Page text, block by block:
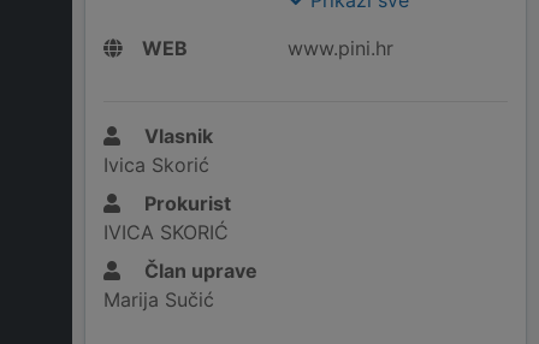
WEB
www.pini.hr
Vlasnik
Ivica Skorić
Prokurist
IVICA SKORIĆ
Član uprave
Marija Sučić